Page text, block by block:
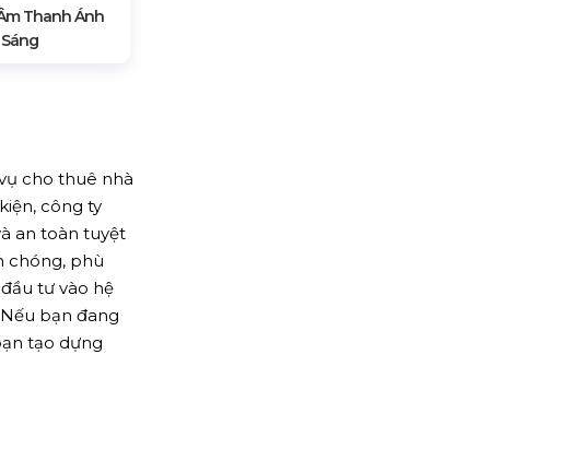
Thanh Ánh
Sáng
cho thuê nhà
công ty
an toàn tuyệt
chóng, phù
tư vào hệ
bạn đang
tạo dựng